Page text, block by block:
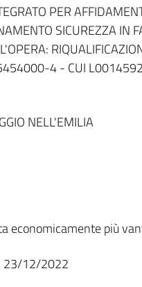
PER
SICUREZZA IN
4 - CUI
NELL'EMILIA
economicamente più
23/12/2022